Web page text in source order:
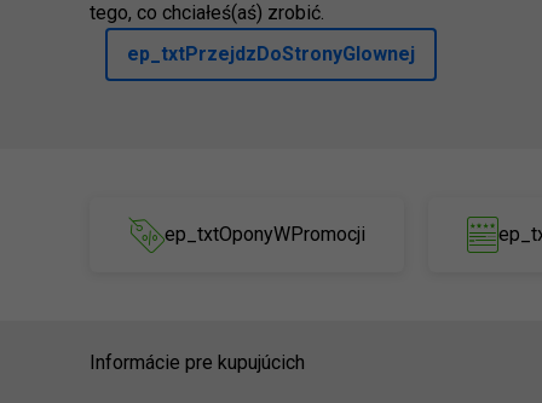
tego, co chciałeś(aś) zrobić.
ep_txtPrzejdzDoStronyGlownej
ep_txtOponyWPromocji
Informácie pre kupujúcich